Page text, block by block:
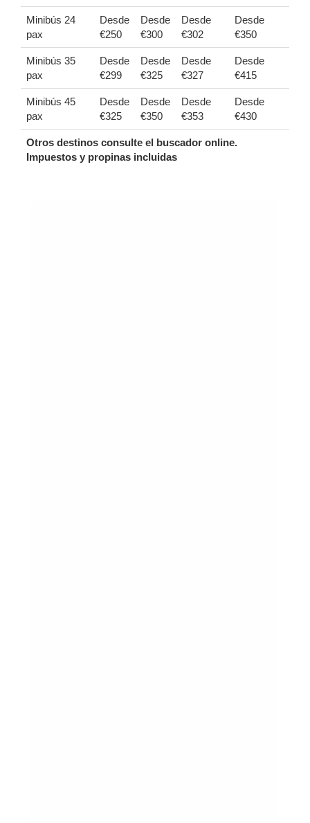
Minibús 24
pax
Desde
€250
Desde
€300
Desde
€302
Desde
€350
Minibús 35
pax
Desde
€299
Desde
€325
Desde
€327
Desde
€415
Minibús 45
pax
Desde
€325
Desde
€350
Desde
€353
Desde
€430
Otros destinos consulte el buscador online.
Impuestos y propinas incluidas